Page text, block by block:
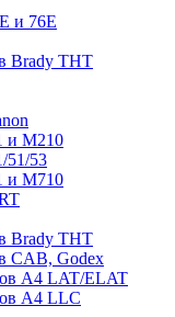
и 76E
Brady THT
и M210
51/53
и M710
Brady THT
CAB, Godex
А4 LAT/ELAT
А4 LLC